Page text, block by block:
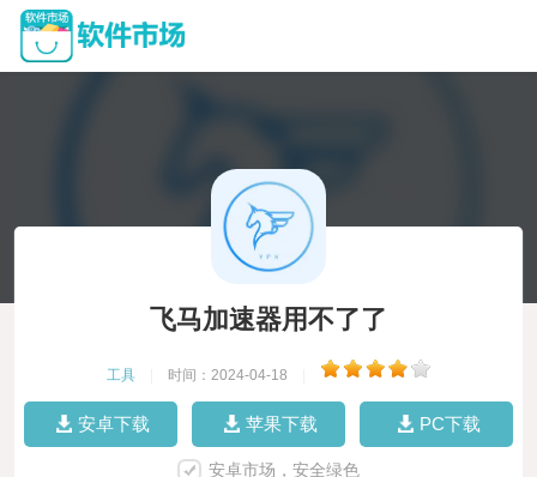
飞马加速器用不了了
工具 时间：2024-04-18
安卓下载 苹果下载 PC下载
安卓市场，安全绿色